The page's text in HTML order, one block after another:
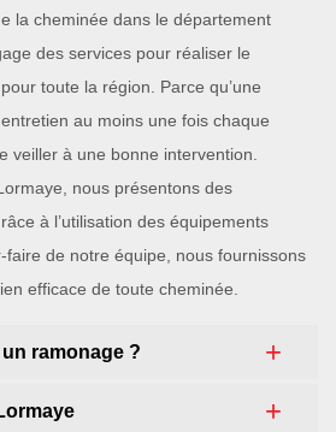
la cheminée dans le département
des services pour réaliser le
toute la région. Parce qu’une
au moins une fois chaque
veiller à une bonne intervention.
nous présentons des
à l’utilisation des équipements
faire de notre équipe, nous fournissons
efficace de toute cheminée.
ramonage ?